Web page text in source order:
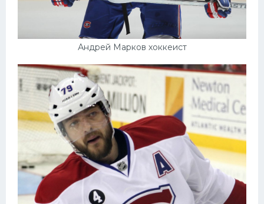
Андрей Марков хоккеист